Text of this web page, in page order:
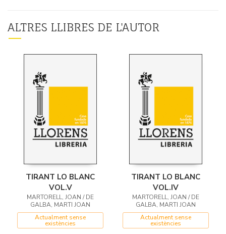
ALTRES LLIBRES DE L'AUTOR
TIRANT LO BLANC
VOL.V
MARTORELL, JOAN / DE
GALBA, MARTI JOAN
Actualment sense
existències
TIRANT LO BLANC
VOL.IV
MARTORELL, JOAN / DE
GALBA, MARTI JOAN
Actualment sense
existències